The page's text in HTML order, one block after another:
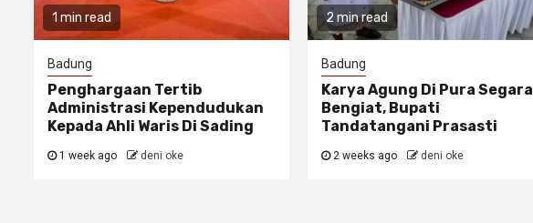
1 min read
Badung
Penghargaan Tertib
Administrasi Kependudukan
Kepada Ahli Waris Di Sading
1 week ago deni oke
2 min read
Badung
Karya Agung Di Pura Segara
Bengiat, Bupati
Tandatangani Prasasti
2 weeks ago deni oke